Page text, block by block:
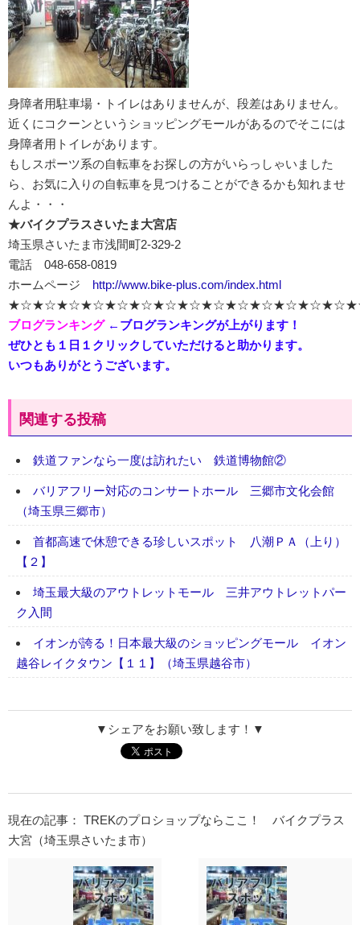
身障者用駐車場・トイレはありませんが、段差はありません。
近くにコクーンというショッピングモールがあるのでそこには
身障者用トイレがあります。
もしスポーツ系の自転車をお探しの方がいらっしゃいました
ら、お気に入りの自転車を見つけることができるかも知れませ
んよ・・・
★バイクプラスさいたま大宮店
埼玉県さいたま市浅間町2-329-2
電話 048-658-0819
ホームページ http://www.bike-plus.com/index.html
ブログランキング ←ブログランキングが上がります！
ぜひとも１日１クリックしていただけると助かります。
いつもありがとうございます。
関連する投稿
鉄道ファンなら一度は訪れたい 鉄道博物館②
バリアフリー対応のコンサートホール 三郷市文化会館
（埼玉県三郷市）
首都高速で休憩できる珍しいスポット 八潮ＰＡ（上り）
【２】
埼玉最大級のアウトレットモール 三井アウトレットパー
ク入間
イオンが誇る！日本最大級のショッピングモール イオン
越谷レイクタウン【１１】（埼玉県越谷市）
▼シェアをお願い致します！▼
現在の記事： TREKのプロショップならここ！ バイクプラス
大宮（埼玉県さいたま市）